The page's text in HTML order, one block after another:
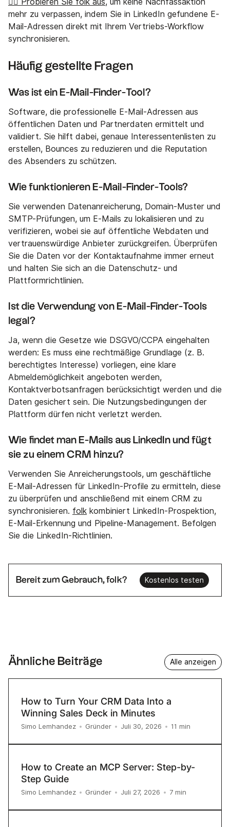
mehr zu verpassen, indem Sie in LinkedIn gefundene E-
Mail-Adressen direkt mit Ihrem Vertriebs-Workflow
synchronisieren.
Häufig gestellte Fragen
Was ist ein E-Mail-Finder-Tool?
Software, die professionelle E-Mail-Adressen aus
öffentlichen Daten und Partnerdaten ermittelt und
validiert. Sie hilft dabei, genaue Interessentenlisten zu
erstellen, Bounces zu reduzieren und die Reputation
des Absenders zu schützen.
Wie funktionieren E-Mail-Finder-Tools?
Sie verwenden Datenanreicherung, Domain-Muster und
SMTP-Prüfungen, um E-Mails zu lokalisieren und zu
verifizieren, wobei sie auf öffentliche Webdaten und
vertrauenswürdige Anbieter zurückgreifen. Überprüfen
Sie die Daten vor der Kontaktaufnahme immer erneut
und halten Sie sich an die Datenschutz- und
Plattformrichtlinien.
Ist die Verwendung von E-Mail-Finder-Tools
legal?
Ja, wenn die Gesetze wie DSGVO/CCPA eingehalten
werden: Es muss eine rechtmäßige Grundlage (z. B.
berechtigtes Interesse) vorliegen, eine klare
Abmeldemöglichkeit angeboten werden,
Kontaktverbotsanfragen berücksichtigt werden und die
Daten gesichert sein. Die Nutzungsbedingungen der
Plattform dürfen nicht verletzt werden.
Wie findet man E-Mails aus LinkedIn und fügt
sie zu einem CRM hinzu?
Verwenden Sie Anreicherungstools, um geschäftliche
E-Mail-Adressen für LinkedIn-Profile zu ermitteln, diese
zu überprüfen und anschließend mit einem CRM zu
synchronisieren. folk kombiniert LinkedIn-Prospektion,
E-Mail-Erkennung und Pipeline-Management. Befolgen
Sie die LinkedIn-Richtlinien.
Bereit zum Gebrauch, folk? Kostenlos testen
Ähnliche Beiträge Alle anzeigen
How to Turn Your CRM Data Into a
Winning Sales Deck in Minutes
Simo Lemhandez • Gründer • Juli 30, 2026 • 11 min
How to Create an MCP Server: Step-by-
Step Guide
Simo Lemhandez • Gründer • Juli 27, 2026 • 7 min